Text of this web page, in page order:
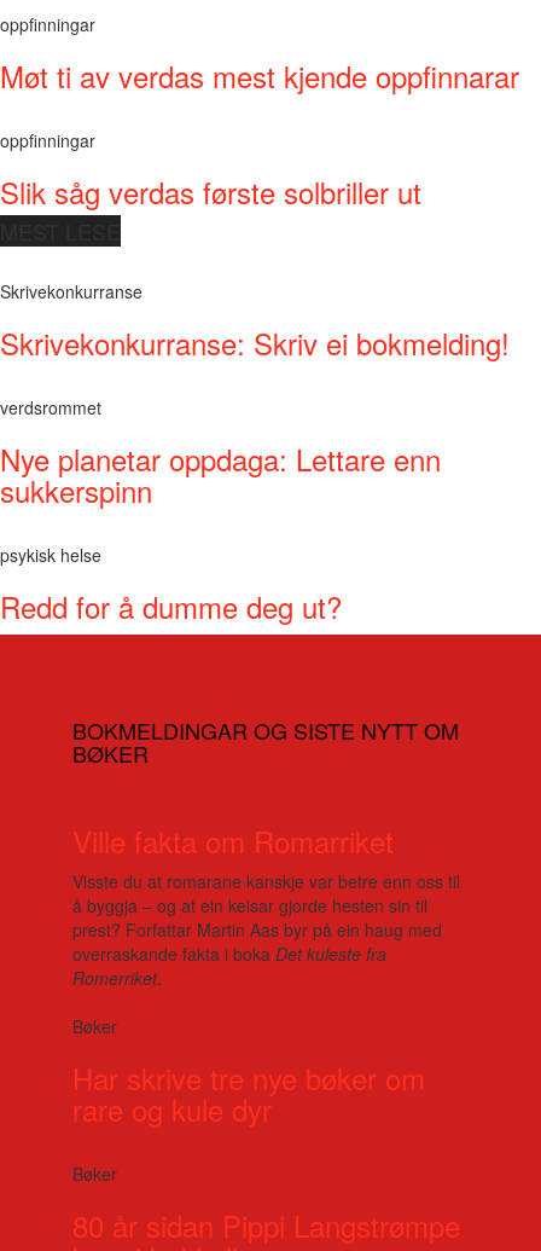
oppfinningar
Møt ti av verdas mest kjende oppfinnarar
oppfinningar
Slik såg verdas første solbriller ut
Skrivekonkurranse
Skrivekonkurranse: Skriv ei bokmelding!
verdsrommet
Nye planetar oppdaga: Lettare enn
sukkerspinn
psykisk helse
Redd for å dumme deg ut?
BOKMELDINGAR OG SISTE NYTT OM
BØKER
Ville fakta om Romarriket
Visste du at romarane kanskje var betre enn oss til
å byggja – og at ein keisar gjorde hesten sin til
prest? Forfattar Martin Aas byr på ein haug med
overraskande fakta i boka Det kuleste fra
Romerriket.
Bøker
Har skrive tre nye bøker om
rare og kule dyr
Bøker
80 år sidan Pippi Langstrømpe